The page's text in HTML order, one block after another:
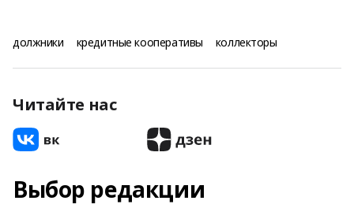
должники кредитные кооперативы коллекторы
Читайте нас
Выбор редакции